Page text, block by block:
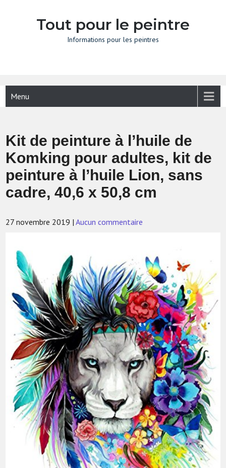
Tout pour le peintre
Informations pour les peintres
Menu
Kit de peinture à l’huile de
Komking pour adultes, kit de
peinture à l’huile Lion, sans
cadre, 40,6 x 50,8 cm
27 novembre 2019 |Aucun commentaire